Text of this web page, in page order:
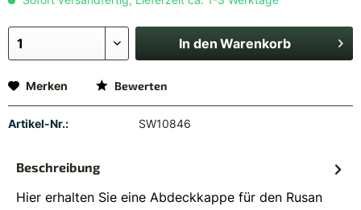
In den Warenkorb
Merken Bewerten
Artikel-Nr.: SW10846
Beschreibung
Hier erhalten Sie eine Abdeckkappe für den Rusan